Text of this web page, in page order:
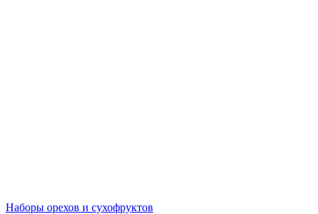
Наборы орехов и сухофруктов